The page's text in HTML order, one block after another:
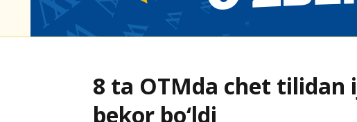
8 ta OTMda chet
bekor bo‘ldi